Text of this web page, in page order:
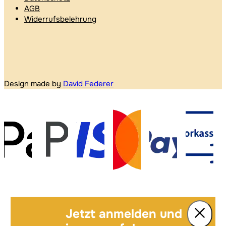
AGB
Widerrufsbelehrung
Design made by David Federer
Jetzt anmelden und